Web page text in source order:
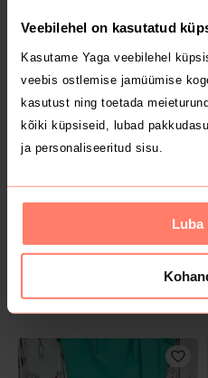
Veebilehel on kasutatud
Kasutame Yaga veebilehel
veebis ostlemise jamüümise
kasutust ning toetada
kõiki küpsiseid, lubad
ja personaliseeritud sisu.
Luba
MÜÜDUD
3 €
MÜÜDUD
88 €